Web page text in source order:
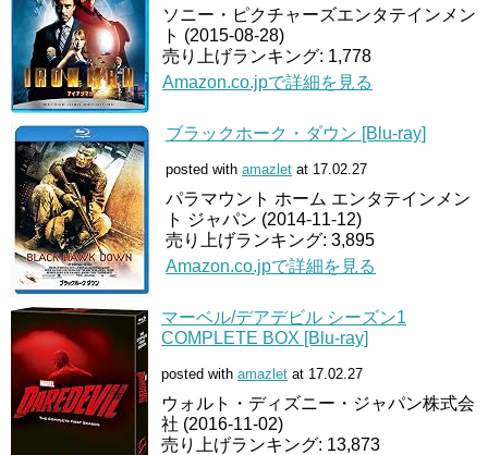
ソニー・ピクチャーズエンタテインメン
ト (2015-08-28)
売り上げランキング: 1,778
Amazon.co.jpで詳細を見る
ブラックホーク・ダウン [Blu-ray]
posted with amazlet at 17.02.27
パラマウント ホーム エンタテインメン
ト ジャパン (2014-11-12)
売り上げランキング: 3,895
Amazon.co.jpで詳細を見る
マーベル/デアデビル シーズン1
COMPLETE BOX [Blu-ray]
posted with amazlet at 17.02.27
ウォルト・ディズニー・ジャパン株式会
社 (2016-11-02)
売り上げランキング: 13,873